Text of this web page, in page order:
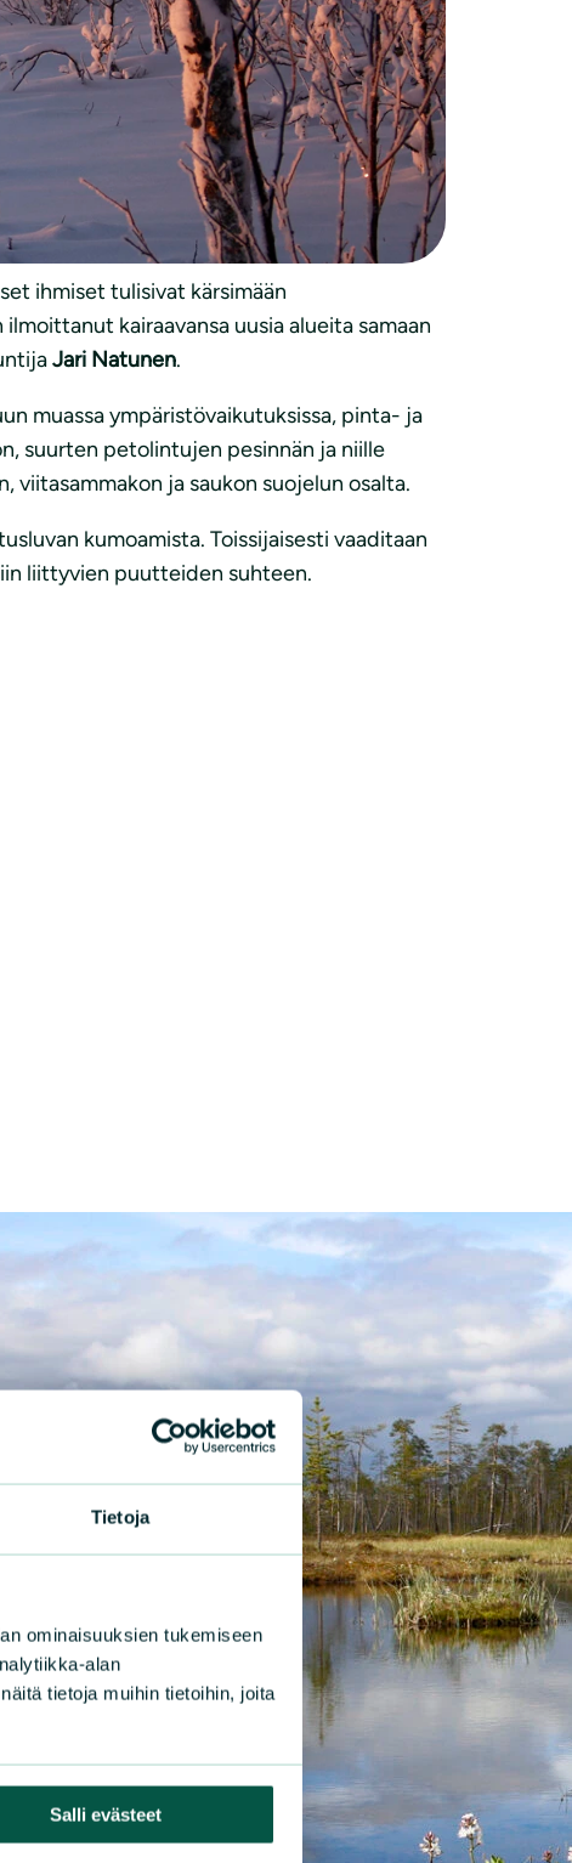
Tietoja
ominaisuuksien tukemiseen
alan
tietoja muihin tietoihin, joita
Salli evästeet
luonnonsuojeluliiton paikallisyhdistys.
Malminetsintäluvat heikentäisivät
nyt valittaneet. Luvat kattavat lähes 59
yhtiö pyrkii laajentamaan reviiriään koko
ihmiset tulisivat kärsimään
kairaavansa uusia alueita samaan
Jari Natunen.
muassa ympäristövaikutuksissa, pinta- ja
suurten petolintujen pesinnän ja niille
ja saukon suojelun osalta.
kumoamista. Toissijaisesti vaaditaan
liittyvien puutteiden suhteen.